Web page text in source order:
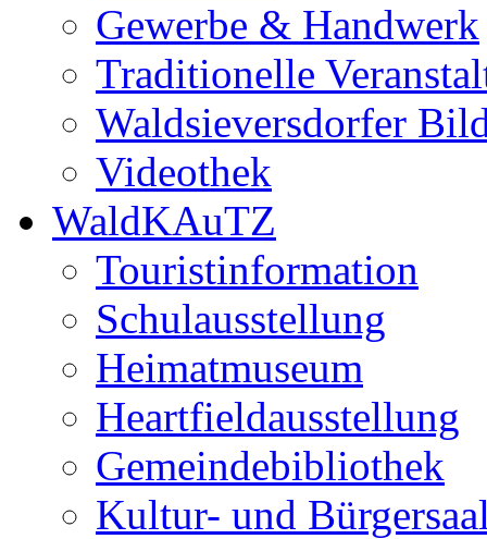
Gewerbe & Handwerk
Traditionelle
Waldsieversdorfer
Videothek
WaldKAuTZ
Touristinformation
Schulausstellung
Heimatmuseum
Heartfieldausstellung
Gemeindebibliothek
Kultur- und